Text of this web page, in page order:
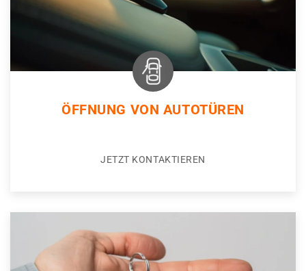
ÖFFNUNG VON AUTOTÜREN
JETZT KONTAKTIEREN